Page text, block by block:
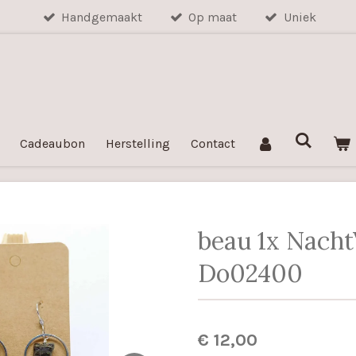
Handgemaakt Op maat Uniek
Cadeaubon Herstelling Contact
beau 1x
Do02400
€ 12,00